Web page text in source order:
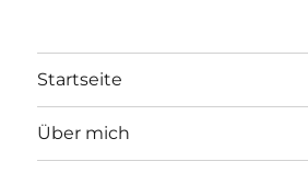
Startseite
Über mich